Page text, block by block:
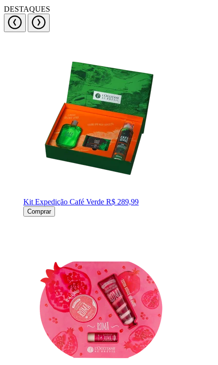
DESTAQUES
Kit Expedição Café Verde R$ 289,99
Comprar